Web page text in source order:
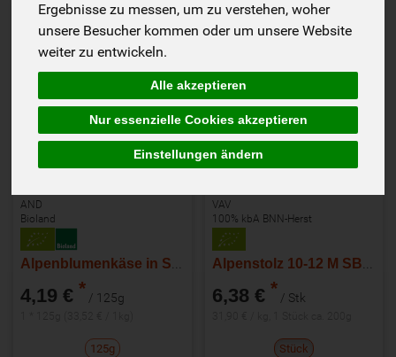
Ergebnisse zu messen, um zu verstehen, woher
unsere Besucher kommen oder um unsere Website
weiter zu entwickeln.
Alle akzeptieren
Nur essenzielle Cookies akzeptieren
Einstellungen ändern
AND
Bioland
4,19 € * / 125g
125g
VAV
100% kbA BNN-Herst
6,38 € * / Stk
Stück